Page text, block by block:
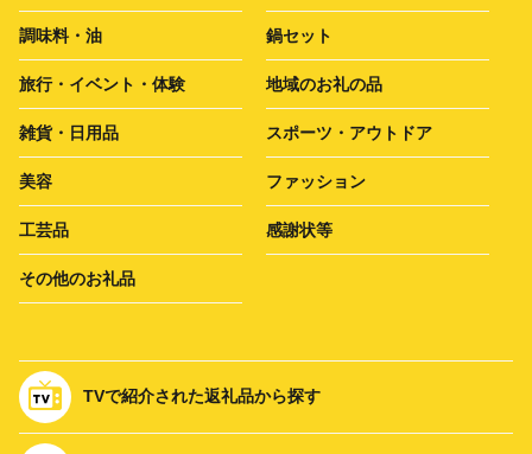
調味料・油 鍋セット
旅行・イベント・体験 地域のお礼の品
雑貨・日用品 スポーツ・アウトドア
美容 ファッション
工芸品 感謝状等
その他のお礼品
TVで紹介された返礼品から探す